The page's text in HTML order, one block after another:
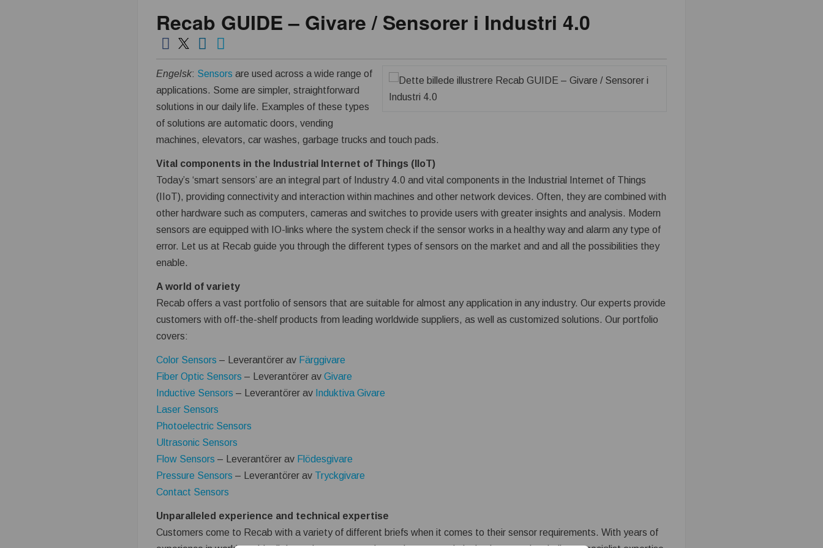
Recab GUIDE – Givare / Sensorer i Industri 4.0
Engelsk: Sensors are used across a wide range of
applications. Some are simpler, straightforward
solutions in our daily life. Examples of these types
of solutions are automatic doors, vending
machines, elevators, car washes, garbage trucks and touch pads.
Vital components in the Industrial Internet of Things (IIoT)
Today’s ‘smart sensors’ are an integral part of Industry 4.0 and vital components in the Industrial Internet of Things
(IIoT), providing connectivity and interaction within machines and other network devices. Often, they are combined with
other hardware such as computers, cameras and switches to provide users with greater insights and analysis. Modern
sensors are equipped with IO-links where the system check if the sensor works in a healthy way and alarm any type of
error. Let us at Recab guide you through the different types of sensors on the market and and all the possibilities they
enable.
A world of variety
Recab offers a vast portfolio of sensors that are suitable for almost any application in any industry. Our experts provide
customers with off-the-shelf products from leading worldwide suppliers, as well as customized solutions. Our portfolio
covers:
Color Sensors – Leverantörer av Färggivare
Fiber Optic Sensors – Leverantörer avGivare
Inductive Sensors – Leverantörer av Induktiva Givare
Laser Sensors
Photoelectric Sensors
Ultrasonic Sensors
Flow Sensors – Leverantörer av Flödesgivare
Pressure Sensors – Leverantörer av Tryckgivare
Contact Sensors
Unparalleled experience and technical expertise
Customers come to Recab with a variety of different briefs when it comes to their sensor requirements. With years of